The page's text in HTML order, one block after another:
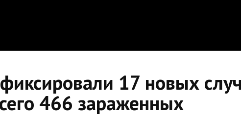
17 новых
466 зараженных